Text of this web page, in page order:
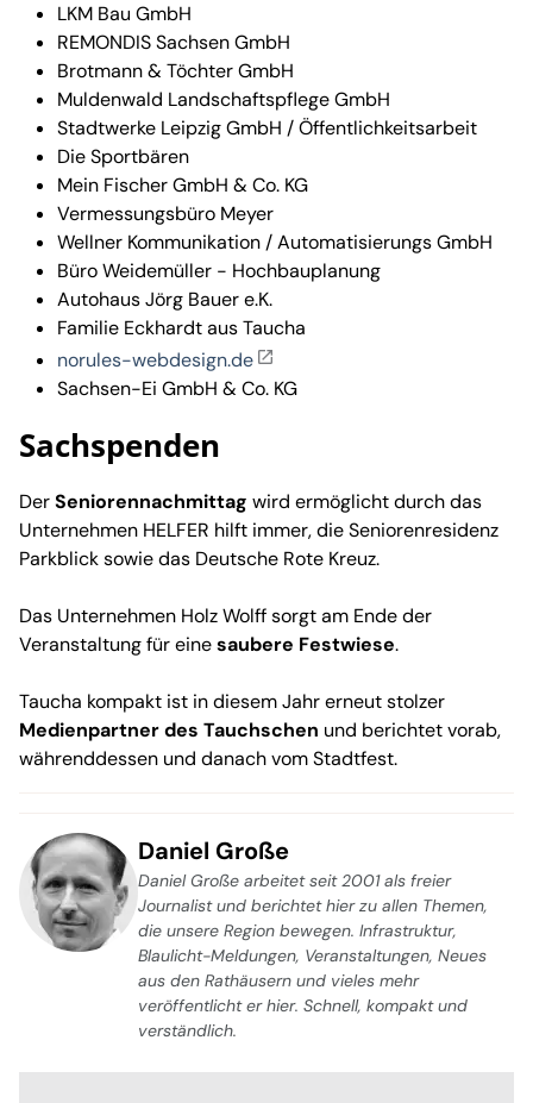
LKM Bau GmbH
REMONDIS Sachsen GmbH
Brotmann & Töchter GmbH
Muldenwald Landschaftspflege GmbH
Stadtwerke Leipzig GmbH / Öffentlichkeitsarbeit
Die Sportbären
Mein Fischer GmbH & Co. KG
Vermessungsbüro Meyer
Wellner Kommunikation / Automatisierungs GmbH
Büro Weidemüller - Hochbauplanung
Autohaus Jörg Bauer e.K.
Familie Eckhardt aus Taucha
norules-webdesign.de
Sachsen-Ei GmbH & Co. KG
Sachspenden
DerSeniorennachmittag wird ermöglicht durch das
Unternehmen HELFER hilft immer, die Seniorenresidenz
Parkblick sowie das Deutsche Rote Kreuz.
Das Unternehmen Holz Wolff sorgt am Ende der
Veranstaltung für einesaubere Festwiese.
Taucha kompakt ist in diesem Jahr erneut stolzer
Medienpartner des Tauchschen und berichtet vorab,
währenddessen und danach vom Stadtfest.
Daniel Große
Daniel Große arbeitet seit 2001 als freier
Journalist und berichtet hier zu allen Themen,
die unsere Region bewegen. Infrastruktur,
Blaulicht-Meldungen, Veranstaltungen, Neues
aus den Rathäusern und vieles mehr
veröffentlicht er hier. Schnell, kompakt und
verständlich.